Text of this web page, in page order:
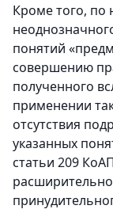
Кроме того,
понятий
совершению
полученного
применении
отсутствия
указанных
статьи 209